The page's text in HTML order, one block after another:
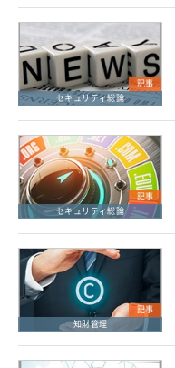
記事
セキュリティ総論
記事
セキュリティ総論
記事
知財管理